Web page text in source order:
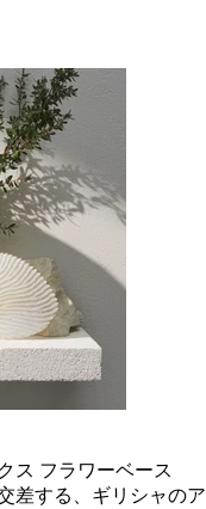
ス フラワーベース
差する、ギリシャのア